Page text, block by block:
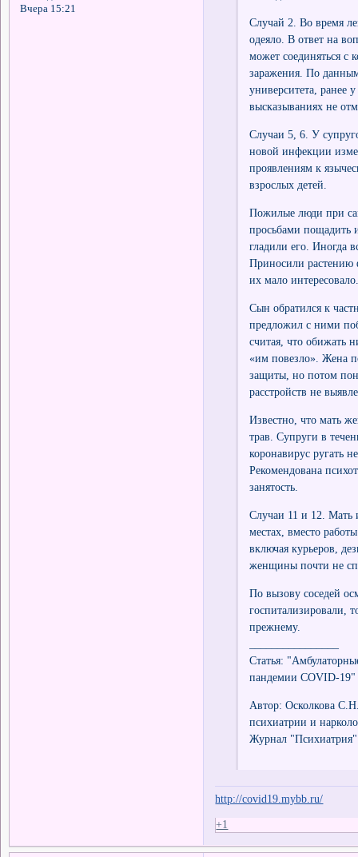
Вчера 15:21
Случай 2. Во время
одеяло. В ответ на
может соединяться с
заражения. По
университета, ранее
высказываниях не
Случаи 5, 6. У
новой инфекции
проявлениям к
взрослых детей.
Пожилые люди при
просьбами пощадить
гладили его. Иногда
Приносили растению
их мало интересовало.
Сын обратился к
предложил с ними
считая, что обижать
«им повезло». Жена
защиты, но потом
расстройств не
Известно, что мать
трав. Супруги в
коронавирус ругать
Рекомендована
занятость.
Случаи 11 и 12. Мать
местах, вместо
включая курьеров,
женщины почти не
По вызову соседей
госпитализировали,
прежнему.
Статья:
пандемии COVID-19"
Автор: Осколкова
психиатрии и
Журнал "Психиатрия"
http://covid19.mybb.ru/
+1